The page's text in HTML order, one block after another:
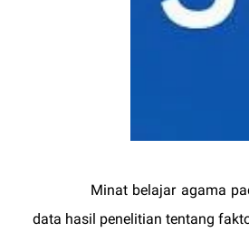
Minat belajar agama
data hasil penelitian tentang